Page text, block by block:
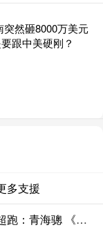
然砸8000万美元
跟中美硬刚？
多支援
普通人炒股如何加杠杆 古代顶流混血超跑：青海骢 《隋书》里记着一匹神马的＂配方＂： 吐谷浑